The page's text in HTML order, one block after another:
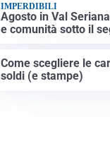
IMPERDIBILI
Agosto in Val
e comunità sotto il
Come scegliere le
soldi (e stampe)